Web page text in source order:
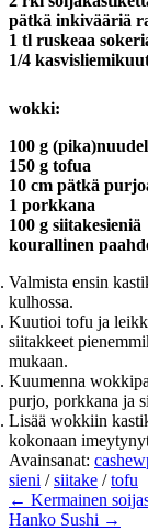
pätkä inkivääriä
1 tl ruskeaa
1/4
wokki:
100 g
150 g tofua
10 cm pätkä
1 porkkana
100 g siitakesieniä
kourallinen
Valmista ensin
kulhossa.
Kuutioi tofu ja
siitakkeet
mukaan.
Kuumenna
purjo, porkkana ja
Lisää wokkiin
kokonaan
Avainsanat:
sieni /siitake /tofu
← Kermainen
Hanko Sushi →